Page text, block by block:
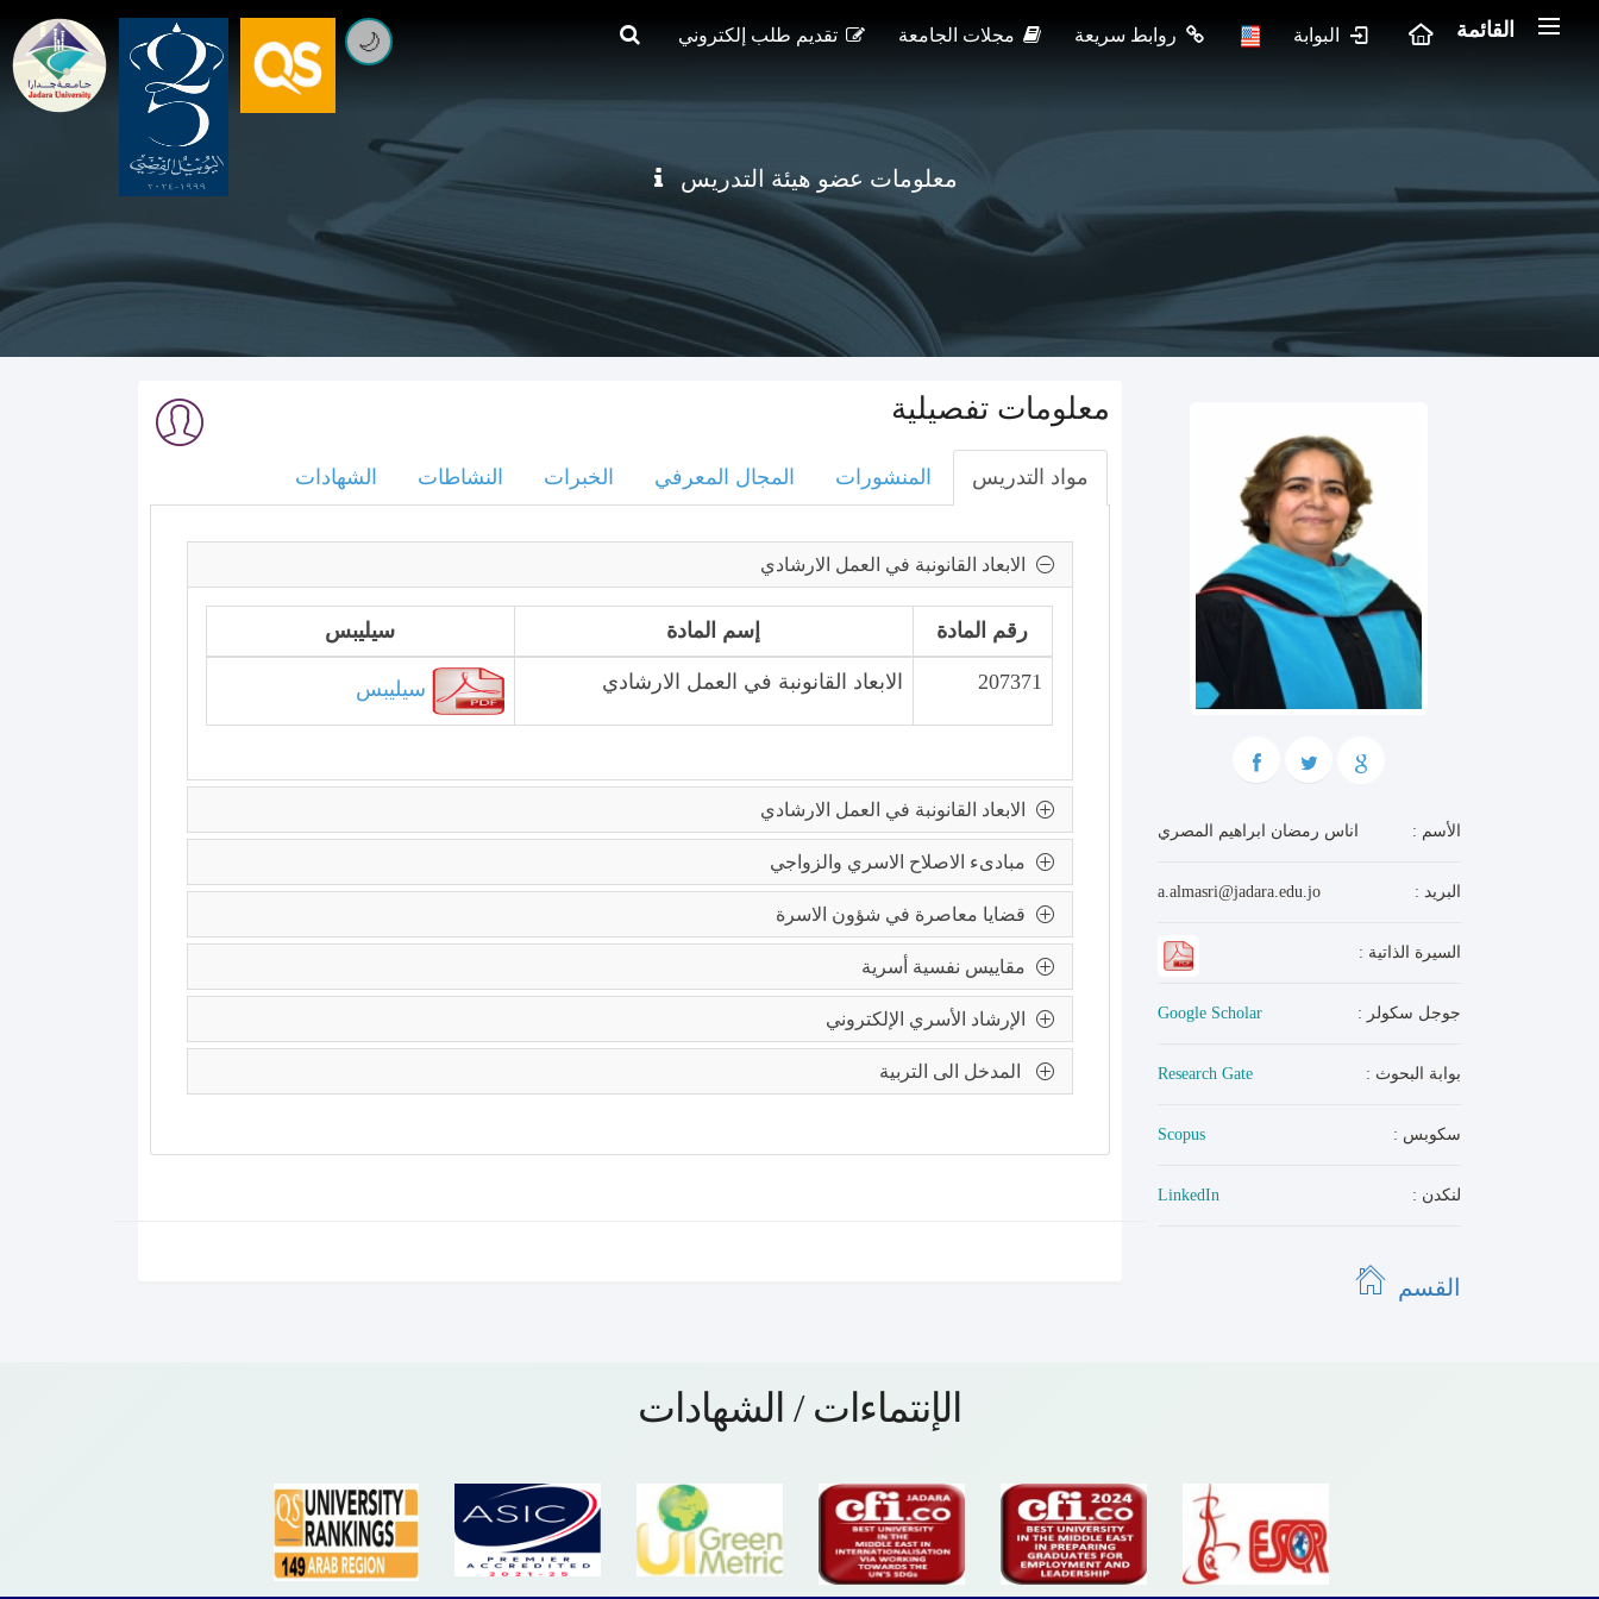
🌙 القائمة
معلومات عضو هيئة التدريس
معلومات تفصيلية
مواد التدريس المنشورات المجال المعرفي الخبرات النشاطات الشهادات
سيليبس إسم المادة رقم المادة
الابعاد القانونبة في العمل الارشادي 207371
: الأسم اناس رمضان ابراهيم المصري
: البريد a.almasri@jadara.edu.jo
: السيرة الذاتية
: جوجل سكولر Google Scholar
: بوابة البحوث Research Gate
: سكوبس Scopus
: لنكدن LinkedIn
القسم
الإنتماءات / الشهادات